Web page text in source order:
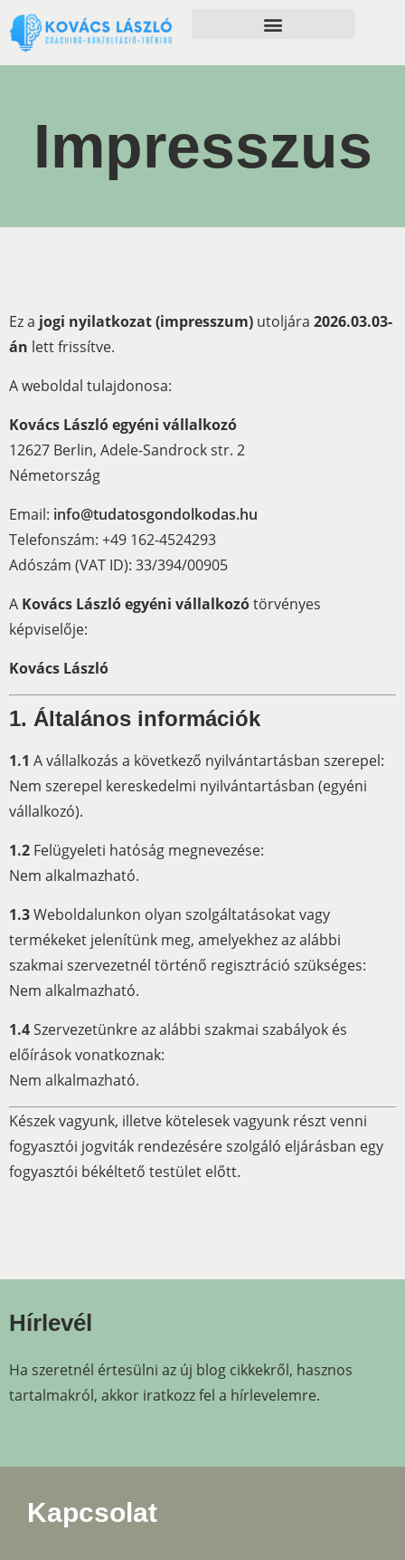
Impresszus
Ez a jogi nyilatkozat (impresszum) utoljára 2026.03.03-
án lett frissítve.
A weboldal tulajdonosa:
Kovács László egyéni vállalkozó
12627 Berlin, Adele-Sandrock str. 2
Németország
Email: info@tudatosgondolkodas.hu
Telefonszám: +49 162-4524293
Adószám (VAT ID): 33/394/00905
A Kovács László egyéni vállalkozótörvényes
képviselője:
Kovács László
1. Általános információk
1.1 A vállalkozás a következő nyilvántartásban szerepel:
Nem szerepel kereskedelmi nyilvántartásban (egyéni
vállalkozó).
1.2 Felügyeleti hatóság megnevezése:
Nem alkalmazható.
1.3Weboldalunkon olyan szolgáltatásokat vagy
termékeket jelenítünk meg, amelyekhez az alábbi
szakmai szervezetnél történő regisztráció szükséges:
Nem alkalmazható.
1.4Szervezetünkre az alábbi szakmai szabályok és
előírások vonatkoznak:
Nem alkalmazható.
Készek vagyunk, illetve kötelesek vagyunk részt venni
fogyasztói jogviták rendezésére szolgáló eljárásban egy
fogyasztói békéltető testület előtt.
Hírlevél
Ha szeretnél értesülni az új blog cikkekről, hasznos
tartalmakról, akkor iratkozz fel a hírlevelemre.
Kapcsolat